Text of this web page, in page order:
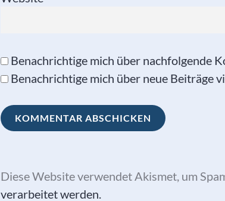
Benachrichtige mich über nachfolgende
Benachrichtige mich über neue Beiträge
Diese Website verwendet Akismet, um
verarbeitet werden.